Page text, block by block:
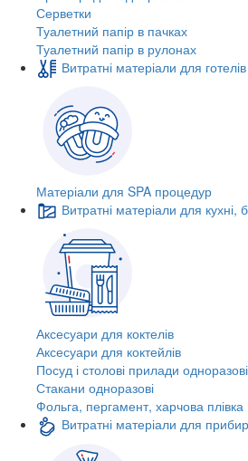
Серветки
Туалетний папір в пачках
Туалетний папір в рулонах
Витратні матеріали для
Матеріали для SPA процедур
Витратні матеріали для
Аксесуари для коктелів
Аксесуари для коктейлів
Посуд і столові прилади одноразові
Стакани одноразові
Фольга, пергамент, харчова плівка
Витратні матеріали для